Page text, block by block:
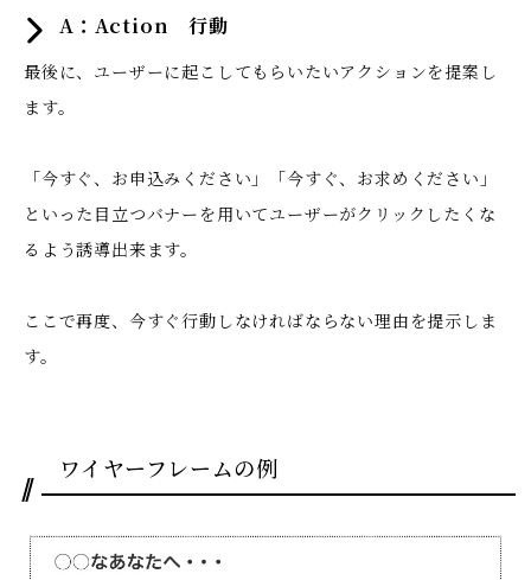
A：Action 行動
最後に、ユーザーに起こしてもらいたいアクションを提案し
ます。
「今すぐ、お申込みください」「今すぐ、お求めください」
といった目立つバナーを用いてユーザーがクリックしたくな
るよう誘導出来ます。
ここで再度、今すぐ行動しなければならない理由を提示しま
す。
ワイヤーフレームの例